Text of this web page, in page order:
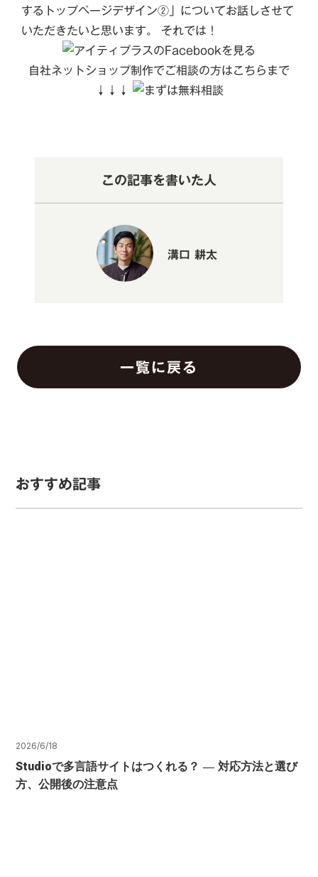
するトップページデザイン②」についてお話しさせて
いただきたいと思います。 それでは！
自社ネットショップ制作でご相談の方はこちらまで
↓↓↓
この記事を書いた人
溝口 耕太
一覧に戻る
おすすめ記事
2026/6/18
Studioで多言語サイトはつくれる？ ― 対応方法と選び
方、公開後の注意点